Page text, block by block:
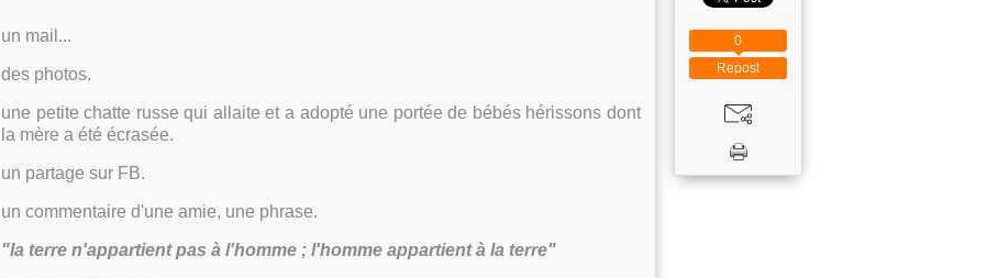
un mail...
des photos.
une petite chatte russe qui allaite et a adopté une portée de bébés hérissons dont
la mère a été écrasée.
un partage sur FB.
un commentaire d'une amie, une phrase.
"la terre n'appartient pas à l'homme ; l'homme appartient à la terre"
Repost
0